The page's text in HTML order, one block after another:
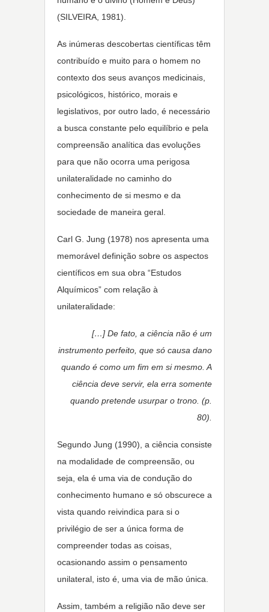
(SILVEIRA, 1981).
As inúmeras descobertas científicas têm
contribuído e muito para o homem no
contexto dos seus avanços medicinais,
psicológicos, histórico, morais e
legislativos, por outro lado, é necessário
a busca constante pelo equilíbrio e pela
compreensão analítica das evoluções
para que não ocorra uma perigosa
unilateralidade no caminho do
conhecimento de si mesmo e da
sociedade de maneira geral.
Carl G. Jung (1978) nos apresenta uma
memorável definição sobre os aspectos
científicos em sua obra “Estudos
Alquímicos” com relação à
unilateralidade:
[…] De fato, a ciência não é um
instrumento perfeito, que só causa dano
quando é como um fim em si mesmo. A
ciência deve servir, ela erra somente
quando pretende usurpar o trono. (p.
80).
Segundo Jung (1990), a ciência consiste
na modalidade de compreensão, ou
seja, ela é uma via de condução do
conhecimento humano e só obscurece a
vista quando reivindica para si o
privilégio de ser a única forma de
compreender todas as coisas,
ocasionando assim o pensamento
unilateral, isto é, uma via de mão única.
Assim, também a religião não deve ser